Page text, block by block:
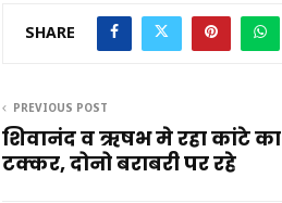
SHARE
PREVIOUS POST
शिवानंद व ऋषभ मे रहा कांटे का
टक्कर, दोनो बराबरी पर रहे